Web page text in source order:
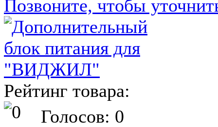
Позвоните, чтобы
Рейтинг товара:
Голосов: 0